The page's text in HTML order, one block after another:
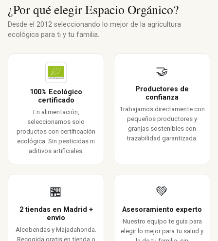
¿Por qué elegir Espacio Orgánico?
Desde el 2012 seleccionando lo mejor de la agricultura
ecológica para ti y tu familia.
100% Ecológico
certificado
En alimentación,
seleccionamos solo
productos con certificación
ecológica. Sin pesticidas ni
aditivos artificiales.
🤝
Productores de
confianza
Trabajamos directamente con
pequeños productores y
granjas sostenibles con
trazabilidad garantizada.
🏪
2 tiendas en Madrid +
envío
Alcobendas y Majadahonda.
Recogida gratis en tienda o
💚
Asesoramiento experto
Nuestro equipo te guía para
elegir lo mejor para tu salud y